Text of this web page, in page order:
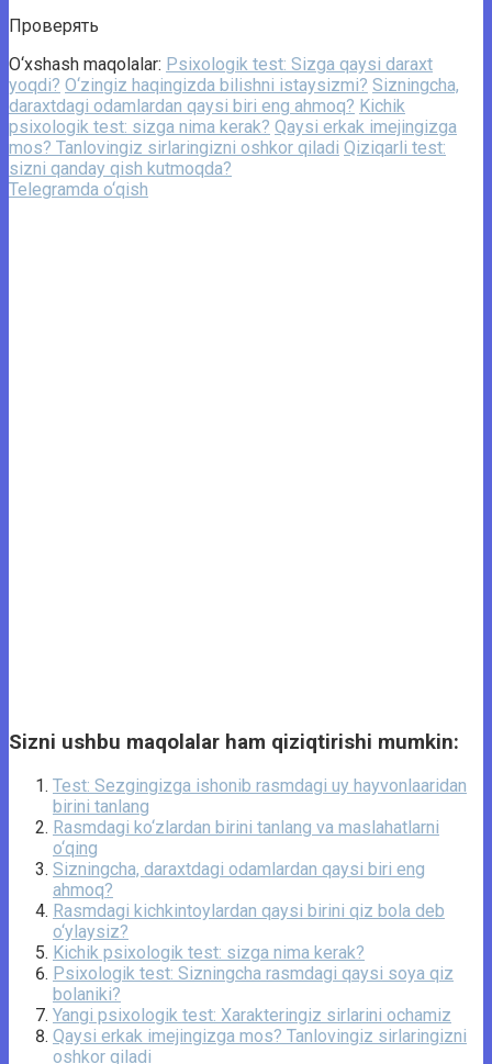
Проверять
O‘xshash maqolalar: Psixologik test: Sizga qaysi daraxt
yoqdi? O‘zingiz haqingizda bilishni istaysizmi? Sizningcha,
daraxtdagi odamlardan qaysi biri eng ahmoq? Kichik
psixologik test: sizga nima kerak? Qaysi erkak imejingizga
mos? Tanlovingiz sirlaringizni oshkor qiladi Qiziqarli test:
sizni qanday qish kutmoqda?
Telegramda o‘qish
Sizni ushbu maqolalar ham qiziqtirishi mumkin:
Test: Sezgingizga ishonib rasmdagi uy hayvonlaaridan
birini tanlang
Rasmdagi ko‘zlardan birini tanlang va maslahatlarni
o‘qing
Sizningcha, daraxtdagi odamlardan qaysi biri eng
ahmoq?
Rasmdagi kichkintoylardan qaysi birini qiz bola deb
o‘ylaysiz?
Kichik psixologik test: sizga nima kerak?
Psixologik test: Sizningcha rasmdagi qaysi soya qiz
bolaniki?
Yangi psixologik test: Xarakteringiz sirlarini ochamiz
Qaysi erkak imejingizga mos? Tanlovingiz sirlaringizni
oshkor qiladi